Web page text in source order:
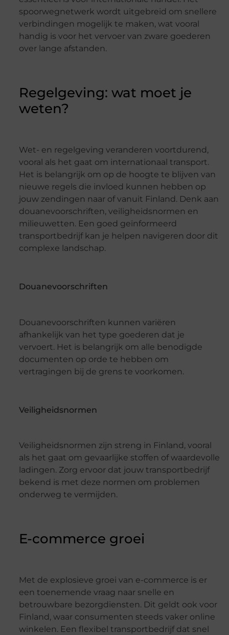
spoorwegnetwerk wordt uitgebreid om snellere
verbindingen mogelijk te maken, wat vooral
handig is voor het vervoer van zware goederen
over lange afstanden.
Regelgeving: wat moet je
weten?
Wet- en regelgeving veranderen voortdurend,
vooral als het gaat om internationaal transport.
Het is belangrijk om op de hoogte te blijven van
nieuwe regels die invloed kunnen hebben op
jouw zendingen naar of vanuit Finland. Denk aan
douanevoorschriften, veiligheidsnormen en
milieuwetten. Een goed geïnformeerd
transportbedrijf kan je helpen navigeren door dit
complexe landschap.
Douanevoorschriften
Douanevoorschriften kunnen variëren
afhankelijk van het type goederen dat je
vervoert. Het is belangrijk om alle benodigde
documenten op orde te hebben om
vertragingen bij de grens te voorkomen.
Veiligheidsnormen
Veiligheidsnormen zijn streng in Finland, vooral
als het gaat om gevaarlijke stoffen of waardevolle
ladingen. Zorg ervoor dat jouw transportbedrijf
bekend is met deze normen om problemen
onderweg te vermijden.
E-commerce groei
Met de explosieve groei van e-commerce is er
een toenemende vraag naar snelle en
betrouwbare bezorgdiensten. Dit geldt ook voor
Finland, waar consumenten steeds vaker online
winkelen. Een flexibel transportbedrijf dat snel